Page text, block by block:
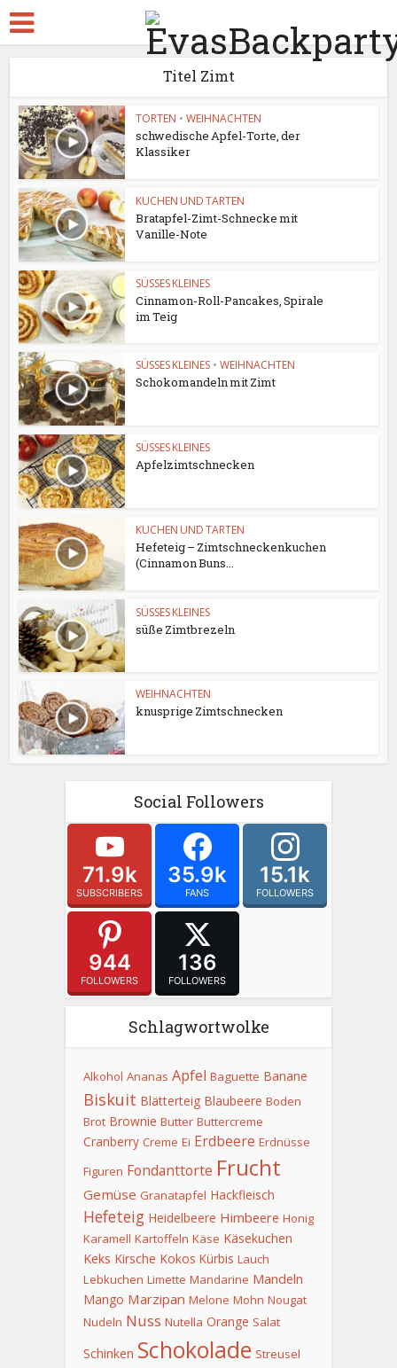
Titel Zimt
TORTEN • WEIHNACHTEN
schwedische Apfel-Torte, der
Klassiker
KUCHEN UND TARTEN
Bratapfel-Zimt-Schnecke mit
Vanille-Note
SÜSSES KLEINES
Cinnamon-Roll-Pancakes, Spirale
im Teig
SÜSSES KLEINES • WEIHNACHTEN
Schokomandeln mit Zimt
SÜSSES KLEINES
Apfelzimtschnecken
KUCHEN UND TARTEN
Hefeteig – Zimtschneckenkuchen
(Cinnamon Buns...
SÜSSES KLEINES
süße Zimtbrezeln
WEIHNACHTEN
knusprige Zimtschnecken
Social Followers
71.9k
SUBSCRIBERS
35.9k
FANS
15.1k
FOLLOWERS
944
FOLLOWERS
136
FOLLOWERS
Schlagwortwolke
Alkohol Ananas Apfel Baguette Banane
Biskuit Blätterteig Blaubeere Boden
Brot Brownie Butter Buttercreme
Cranberry Creme Ei Erdbeere Erdnüsse
Figuren Fondanttorte Frucht
Gemüse Granatapfel Hackfleisch
Hefeteig Heidelbeere Himbeere Honig
Karamell Kartoffeln Käse Käsekuchen
Keks Kirsche Kokos Kürbis Lauch
Lebkuchen Limette Mandarine Mandeln
Mango Marzipan Melone Mohn Nougat
Nudeln Nuss Nutella Orange Salat
Schinken Schokolade Streusel